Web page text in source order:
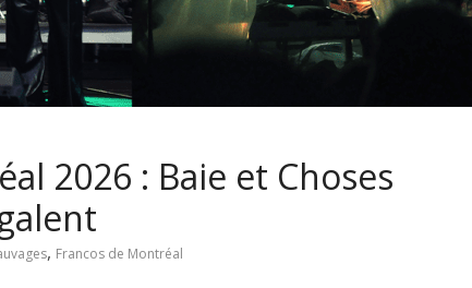
2026 : Baie et Choses
, Francos de Montréal